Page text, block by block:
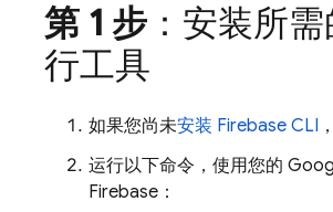
第 1 步 ：安装所
行工具
如果您尚未安装 Firebase CLI
运行以下命令，使用您的
Firebase：